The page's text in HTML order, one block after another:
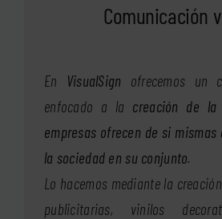
Comunicación
En VisualSign ofrecemos un
enfocado a la creación de
empresas ofrecen de si
la sociedad en su conjunto.
Lo hacemos mediante la
publicitarias, vinilos